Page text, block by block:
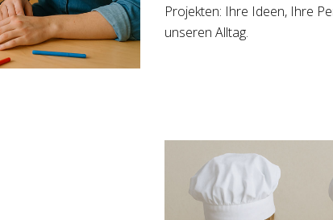
Projekten: Ihre Ideen, Ihre
unseren Alltag.